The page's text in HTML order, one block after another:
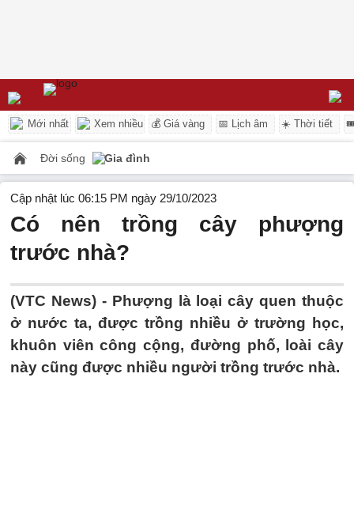
Mới nhất Xem nhiều 💰 Giá vàng 📅 Lịch âm ☀️ Thời tiết
Đời sống Gia đình
Cập nhật lúc 06:15 PM ngày 29/10/2023
Có nên trồng cây phượng
trước nhà?
(VTC News) - Phượng là loại cây quen thuộc
ở nước ta, được trồng nhiều ở trường học,
khuôn viên công cộng, đường phố, loài cây
này cũng được nhiều người trồng trước nhà.